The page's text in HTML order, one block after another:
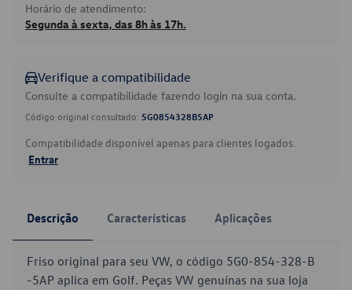
Horário de atendimento:
Segunda à sexta, das 8h às 17h.
Verifique a compatibilidade
Consulte a compatibilidade fazendo login na sua conta.
Código original consultado: 5G0854328B5AP
Compatibilidade disponível apenas para clientes logados.
Entrar
Descrição Características Aplicações
Friso original para seu VW, o código 5G0-854-328-B
-5AP aplica em Golf. Peças VW genuínas na sua loja